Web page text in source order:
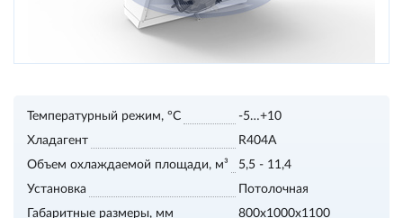
Температурный режим, °С
-5…+10
Хладагент
R404A
Объем охлаждаемой площади, м³
5,5 - 11,4
Установка
Потолочная
Габаритные размеры, мм
800х1000х1100